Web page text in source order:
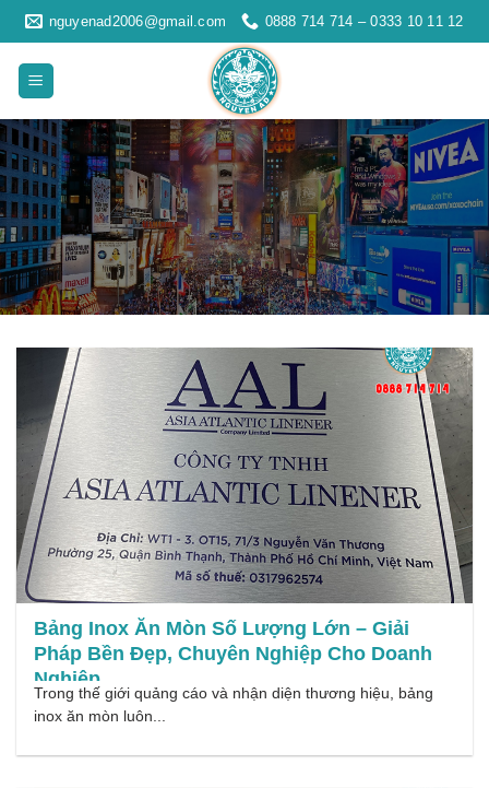
Skip
to
content
nguyenad2006@gmail.com 0888 714 714 – 0333 10 11 12
Bảng Inox Ăn Mòn Số Lượng Lớn – Giải
Pháp Bền Đẹp, Chuyên Nghiệp Cho Doanh
Nghiệp
Trong thế giới quảng cáo và nhận diện thương hiệu, bảng
inox ăn mòn luôn...